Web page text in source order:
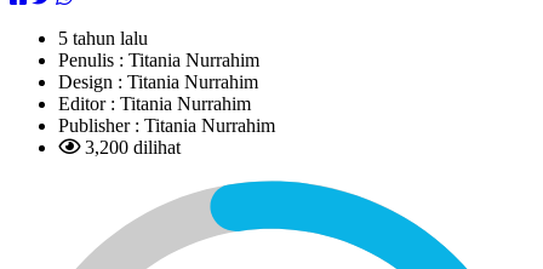
5 tahun lalu
Penulis : Titania Nurrahim
Design : Titania Nurrahim
Editor : Titania Nurrahim
Publisher : Titania Nurrahim
3,200 dilihat